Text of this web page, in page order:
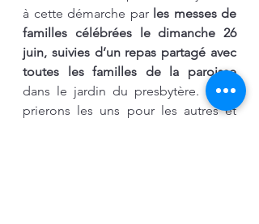
à cette démarche par les messes de
familles célébrées le dimanche 26
juin, suivies d’un repas partagé avec
toutes les familles de la paroisse
dans le jardin du presbytère. Nous
prierons les uns pour les autres et